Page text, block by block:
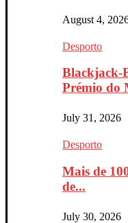
August 4,
Desporto
Blackjack-
Prémio do
July 31, 2026
Desporto
Mais de
de...
July 30, 2026